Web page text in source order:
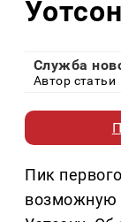
Служба
Автор статьи
Пик
возможную